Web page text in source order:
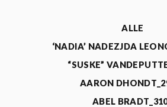
ALLE
‘NADIA’ NADEZJDA
“SUSKE”
AARON
ABEL